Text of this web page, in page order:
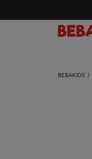
BEBAKIDS